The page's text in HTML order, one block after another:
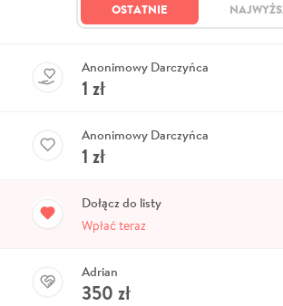
OSTATNIE
Anonimowy Darczyńca
1 zł
Anonimowy Darczyńca
1 zł
Dołącz do listy
Wpłać teraz
Adrian
350 zł